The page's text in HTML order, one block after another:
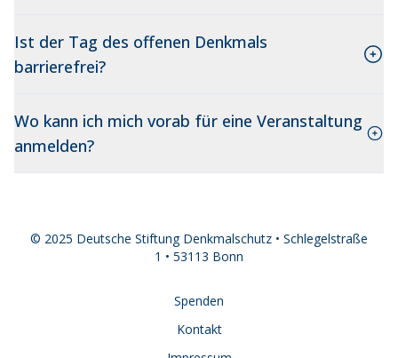
Ist der Tag des offenen Denkmals
barrierefrei?
Wo kann ich mich vorab für eine Veranstaltung
anmelden?
© 2025 Deutsche Stiftung Denkmalschutz • Schlegelstraße
1 • 53113 Bonn
Spenden
Kontakt